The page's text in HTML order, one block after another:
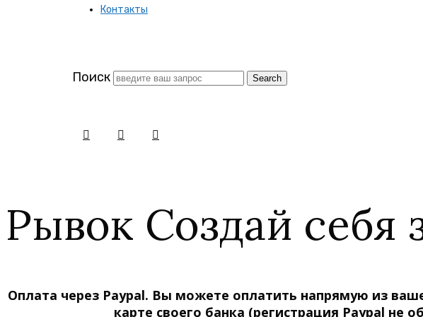
Контакты
Поиск
Рывок Создай себя
Оплата через Paypal. Вы можете оплатить напрямую из
карте своего банка (регистрация Paypal не